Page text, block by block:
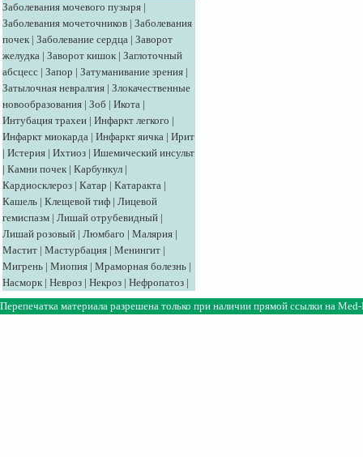
Заболевания мочевого пузыря |
Заболевания мочеточников | Заболевания
почек | Заболевание сердца | Заворот
желудка | Заворот кишок | Заглоточный
абсцесс | Запор | Затуманивание зрения |
Затылочная невралгия | Злокачественные
новообразования | Зоб | Икота |
Интубация трахеи | Инфаркт легкого |
Инфаркт миокарда | Инфаркт яичка | Ирит
| Истерия | Ихтиоз | Ишемический инсульт
| Камни почек | Карбункул |
Кардиосклероз | Катар | Катаракта |
Кашель | Клещевой тиф | Лицевой
гемиспазм | Лишай отрубевидный |
Лишай розовый | Люмбаго | Малярия |
Мастит | Мастурбация | Менингит |
Мигрень | Миопия | Мраморная болезнь |
Насморк | Невроз | Некроз | Нефропатоз |
Перепечатка материала разрешена только при наличии прямой ссылки на